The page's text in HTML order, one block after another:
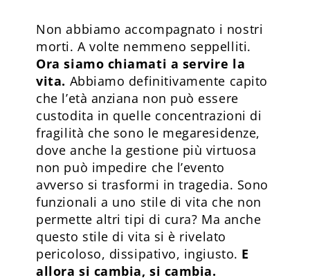
Non abbiamo accompagnato i nostri
morti. A volte nemmeno seppelliti.
Ora siamo chiamati a servire la
vita. Abbiamo definitivamente capito
che l’età anziana non può essere
custodita in quelle concentrazioni di
fragilità che sono le megaresidenze,
dove anche la gestione più virtuosa
non può impedire che l’evento
avverso si trasformi in tragedia. Sono
funzionali a uno stile di vita che non
permette altri tipi di cura? Ma anche
questo stile di vita si è rivelato
pericoloso, dissipativo, ingiusto. E
allora si cambia, si cambia.